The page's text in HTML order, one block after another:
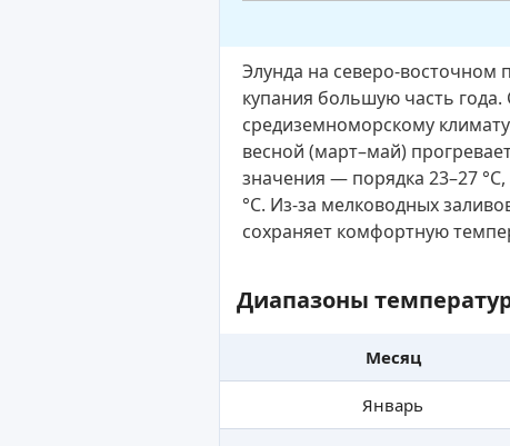
Элунда на северо-
купания большую часть
средиземноморскому
весной (март–май)
значения — порядка 23–27
°C. Из-за мелководных
сохраняет комфортную
Диапазоны
Месяц
Январь